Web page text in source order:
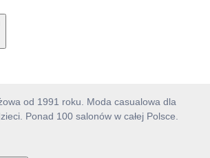
od 1991 roku. Moda casualowa dla
Ponad 100 salonów w całej Polsce.